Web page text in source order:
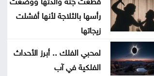
الأوروبي
أوغندا توافق على نشر وحدة من
جيشها في غزة
رأسها بالثلاجة لأنها أفشلت
زيجاتها
لمحبي الفلك .. أبرز الأحداث
الفلكية في آب